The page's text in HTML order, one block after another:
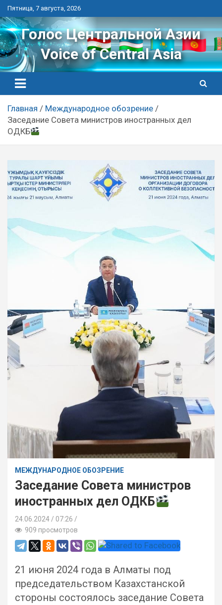
Перейти
к
контенту
Пятница, 7 августа, 2026
Голос Центральной Азии
Voice of Central Asia
Главная
Международное обозрение
Заседание Совета министров иностранных дел
ОДКБ
МЕЖДУНАРОДНОЕ ОБОЗРЕНИЕ
Заседание Совета министров
иностранных дел ОДКБ
24.06.2024
07:26 /
909 просмотров
21 июня 2024 года в Алматы под
председательством Казахстанской
стороны состоялось заседание Совета